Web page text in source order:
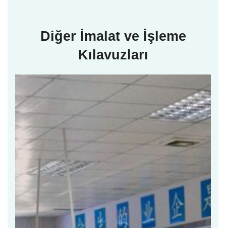
Diğer İmalat ve İşleme
Kılavuzları